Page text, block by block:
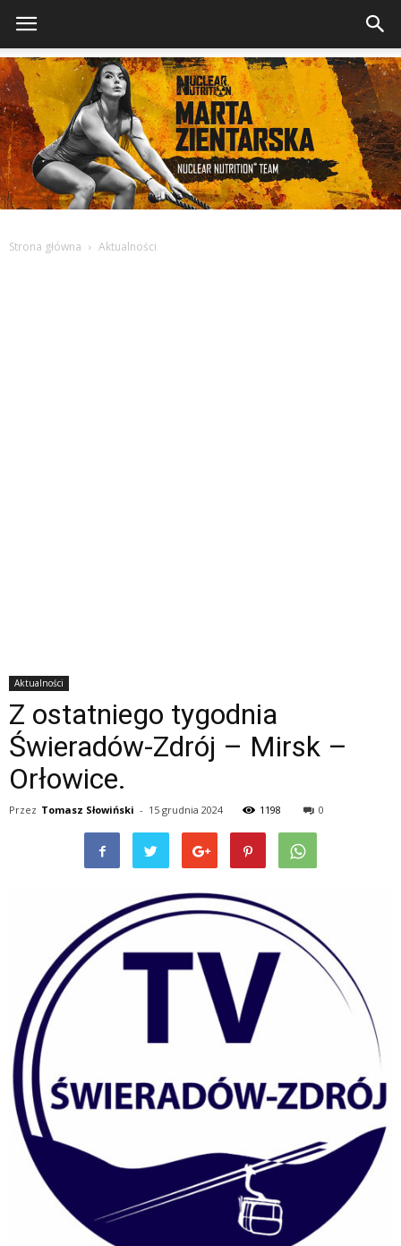
Strona główna Aktualności
Aktualności
Z ostatniego tygodnia
Świeradów-Zdrój – Mirsk –
Orłowice.
Przez Tomasz Słowiński - 15 grudnia 2024 1198 0